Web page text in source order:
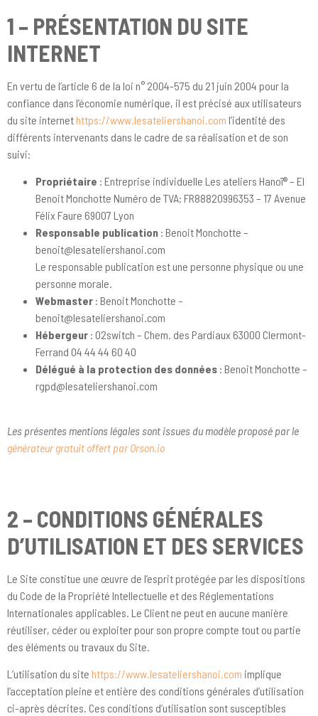
1 – PRÉSENTATION DU SITE
INTERNET
En vertu de l’article 6 de la loi n° 2004-575 du 21 juin 2004 pour la
confiance dans l’économie numérique, il est précisé aux utilisateurs
du site internethttps://www.lesateliershanoi.com l’identité des
différents intervenants dans le cadre de sa réalisation et de son
suivi:
Propriétaire : Entreprise individuelle Les ateliers Hanoï® – EI
Benoit Monchotte Numéro de TVA: FR88820996353 – 17 Avenue
Félix Faure 69007 Lyon
Responsable publication : Benoit Monchotte –
benoit@lesateliershanoi.com
Le responsable publication est une personne physique ou une
personne morale.
Webmaster : Benoit Monchotte –
benoit@lesateliershanoi.com
Hébergeur : O2switch – Chem. des Pardiaux 63000 Clermont-
Ferrand 04 44 44 60 40
Délégué à la protection des données : Benoit Monchotte –
rgpd@lesateliershanoi.com
Les présentes mentions légales sont issues du modèle proposé par le
générateur gratuit offert par Orson.io
2 – CONDITIONS GÉNÉRALES
D’UTILISATION ET DES SERVICES
Le Site constitue une œuvre de l’esprit protégée par les dispositions
du Code de la Propriété Intellectuelle et des Réglementations
Internationales applicables. Le Client ne peut en aucune manière
réutiliser, céder ou exploiter pour son propre compte tout ou partie
des éléments ou travaux du Site.
L’utilisation du site https://www.lesateliershanoi.com implique
l’acceptation pleine et entière des conditions générales d’utilisation
ci-après décrites. Ces conditions d’utilisation sont susceptibles